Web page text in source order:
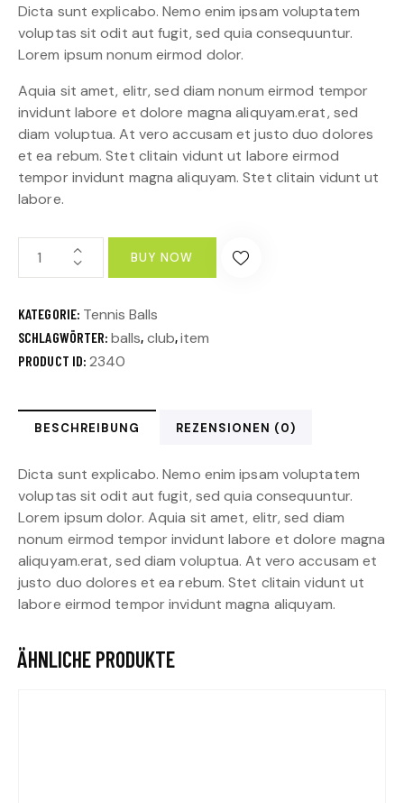
Dicta sunt explicabo. Nemo enim ipsam voluptatem
voluptas sit odit aut fugit, sed quia consequuntur.
Lorem ipsum nonum eirmod dolor.
Aquia sit amet, elitr, sed diam nonum eirmod tempor
invidunt labore et dolore magna aliquyam.erat, sed
diam voluptua. At vero accusam et justo duo dolores
et ea rebum. Stet clitain vidunt ut labore eirmod
tempor invidunt magna aliquyam. Stet clitain vidunt ut
labore.
BUY NOW
KATEGORIE: Tennis Balls
SCHLAGWÖRTER:balls, club,item
PRODUCT ID: 2340
BESCHREIBUNG REZENSIONEN (0)
Dicta sunt explicabo. Nemo enim ipsam voluptatem
voluptas sit odit aut fugit, sed quia consequuntur.
Lorem ipsum dolor. Aquia sit amet, elitr, sed diam
nonum eirmod tempor invidunt labore et dolore magna
aliquyam.erat, sed diam voluptua. At vero accusam et
justo duo dolores et ea rebum. Stet clitain vidunt ut
labore eirmod tempor invidunt magna aliquyam.
ÄHNLICHE PRODUKTE